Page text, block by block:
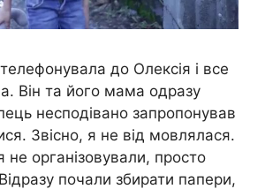
до Олексія і все
Він та його мама одразу
несподівано запропонував
Звісно, я не від мовлялася.
не організовували, просто
почали збирати папери,